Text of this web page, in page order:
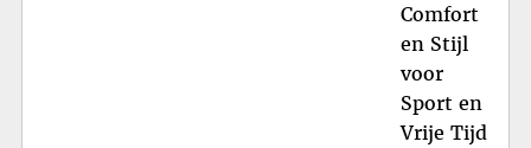
Comfort
en Stijl
voor
Sport en
Vrije Tijd